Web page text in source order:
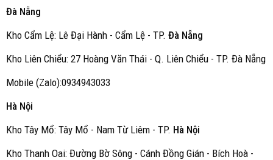
Đà Nẵng
Kho Cẩm Lệ: Lê Đại Hành - Cẩm Lệ - TP. Đà Nẵng
Kho Liên Chiểu: 27 Hoàng Văn Thái - Q. Liên Chiểu - TP. Đà Nẵng
Mobile (Zalo):0934943033
Hà Nội
Kho Tây Mổ: Tây Mổ - Nam Từ Liêm - TP. Hà Nội
Kho Thanh Oai: Đường Bờ Sông - Cánh Đồng Gián - Bích Hoà -